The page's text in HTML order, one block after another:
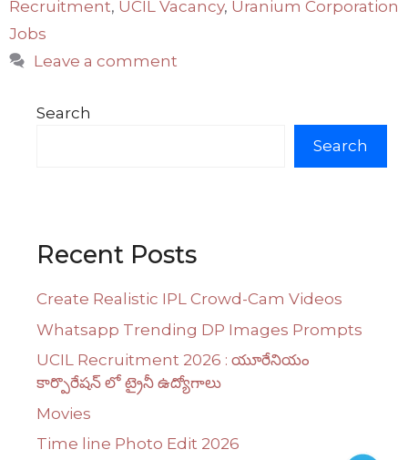
Recruitment, UCIL Vacancy, Uranium Corporation
Jobs
Leave a comment
Search
Search
Recent Posts
Create Realistic IPL Crowd-Cam Videos
Whatsapp Trending DP Images Prompts
UCIL Recruitment 2026 : యూరేనియం
కార్పొరేషన్ లో ట్రైనీ ఉద్యోగాలు
Movies
Time line Photo Edit 2026